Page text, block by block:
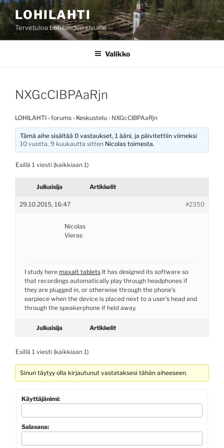
Siirry
sisältöönLOHILAHTI
Tervetuloa Lohilahden sivuille
Valikko
NXGcCIBPAaRjn
LOHILAHTI › forums › Keskustelu › NXGcCIBPAaRjn
Tämä aihe sisältää 0 vastaukset, 1 ääni, ja päivitettiin viimeksi
10 vuotta, 9 kuukautta sitten Nicolas toimesta.
Esillä 1 viesti (kaikkiaan 1)
Julkaisija Artikkelit
29.10.2015, 16:47 #2350
Nicolas
Vieras
I study here maxalt tablets It has designed its software so
that recordings automatically play through headphones if
they are plugged in, or otherwise through the phone's
earpiece when the device is placed next to a user's head and
through the speakerphone if held away.
Julkaisija Artikkelit
Esillä 1 viesti (kaikkiaan 1)
Sinun täytyy olla kirjautunut vastataksesi tähän aiheeseen.
Käyttäjänimi:
Salasana: